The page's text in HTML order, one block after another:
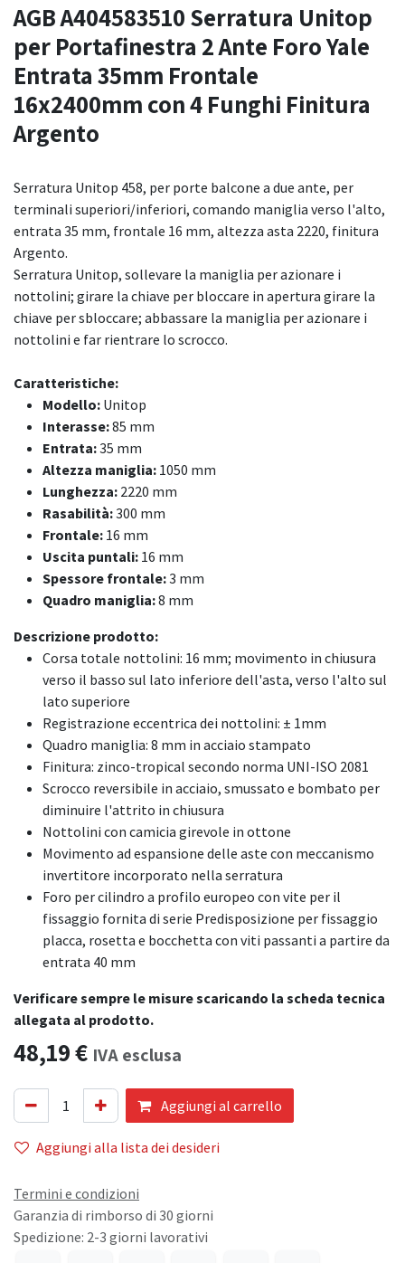
AGB A404583510 Serratura Unitop
per Portafinestra 2 Ante Foro Yale
Entrata 35mm Frontale
16x2400mm con 4 Funghi Finitura
Argento
Serratura Unitop 458, per porte balcone a due ante, per
terminali superiori/inferiori, comando maniglia verso l'alto,
entrata 35 mm, frontale 16 mm, altezza asta 2220, finitura
Argento.
Serratura Unitop, sollevare la maniglia per azionare i
nottolini; girare la chiave per bloccare in apertura girare la
chiave per sbloccare; abbassare la maniglia per azionare i
nottolini e far rientrare lo scrocco.
Caratteristiche:
Modello: Unitop
Interasse:85 mm
Entrata:35 mm
Altezza maniglia: 1050 mm
Lunghezza: 2220 mm
Rasabilità:300 mm
Frontale: 16 mm
Uscita puntali: 16 mm
Spessore frontale:3 mm
Quadro maniglia:8 mm
Descrizione prodotto:
Corsa totale nottolini: 16 mm; movimento in chiusura
verso il basso sul lato inferiore dell'asta, verso l'alto sul
lato superiore
Registrazione eccentrica dei nottolini: ± 1mm
Quadro maniglia: 8 mm in acciaio stampato
Finitura: zinco-tropical secondo norma UNI-ISO 2081
Scrocco reversibile in acciaio, smussato e bombato per
diminuire l'attrito in chiusura
Nottolini con camicia girevole in ottone
Movimento ad espansione delle aste con meccanismo
invertitore incorporato nella serratura
Foro per cilindro a profilo europeo con vite per il
fissaggio fornita di serie Predisposizione per fissaggio
placca, rosetta e bocchetta con viti passanti a partire da
entrata 40 mm
Verificare sempre le misure scaricando la scheda tecnica
allegata al prodotto.
48,19€ IVA esclusa
Aggiungi al carrello
Aggiungi alla lista dei desideri
Termini e condizioni
Garanzia di rimborso di 30 giorni
Spedizione: 2-3 giorni lavorativi